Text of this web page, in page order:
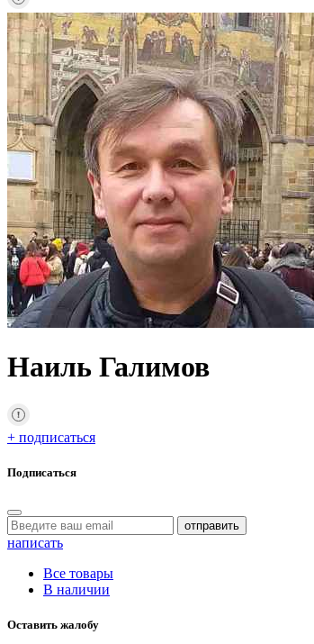
Наиль Галимов
+ подписаться
Подписаться
отправить
написать
Все товары
В наличии
Оставить жалобу